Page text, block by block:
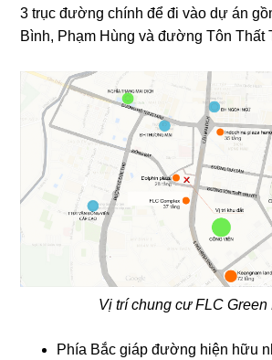
3 trục đường chính để đi vào dự án
Bình, Phạm Hùng và đường Tôn Thất
Vị trí chung cư FLC Green
Phía Bắc giáp đường hiện hữu